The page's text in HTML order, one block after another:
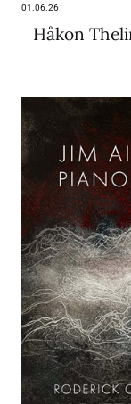
01.06.26
Håkon